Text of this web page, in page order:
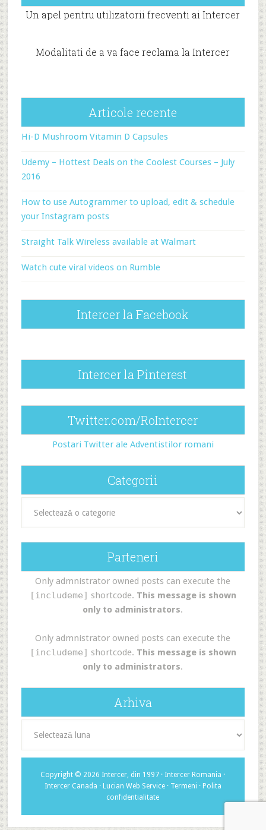
Un apel pentru utilizatorii frecventi ai Intercer
Modalitati de a va face reclama la Intercer
Articole recente
Hi-D Mushroom Vitamin D Capsules
Udemy – Hottest Deals on the Coolest Courses – July
2016
How to use Autogrammer to upload, edit & schedule
your Instagram posts
Straight Talk Wireless available at Walmart
Watch cute viral videos on Rumble
Intercer la Facebook
Intercer la Pinterest
Twitter.com/RoIntercer
Postari Twitter ale Adventistilor romani
Categorii
Parteneri
Only admnistrator owned posts can execute the
[includeme] shortcode. This message is shown
only to administrators.
Only admnistrator owned posts can execute the
[includeme] shortcode. This message is shown
only to administrators.
Arhiva
Copyright © 2026 Intercer, din 1997 · Intercer Romania ·
Intercer Canada · Lucian Web Service· Termeni · Polita
confidentialitate